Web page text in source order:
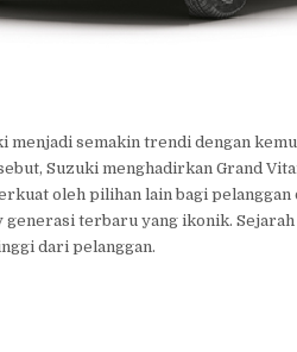
semakin trendi dengan
Suzuki menghadirkan Grand
oleh pilihan lain bagi pelanggan
generasi terbaru yang ikonik.
dari pelanggan.